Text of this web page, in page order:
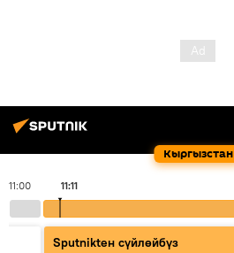
Кыргызстан
11:00 11:11
Sputnikteн сүйлөйбүз